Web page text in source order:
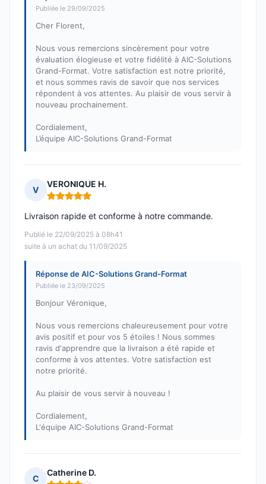
Publiée le 29/09/2025
Cher Florent,
Nous vous remercions sincèrement pour votre
évaluation élogieuse et votre fidélité à AIC-Solutions
Grand-Format. Votre satisfaction est notre priorité,
et nous sommes ravis de savoir que nos services
répondent à vos attentes. Au plaisir de vous servir à
nouveau prochainement.
Cordialement,
L’équipe AIC-Solutions Grand-Format
V
VERONIQUE H.
Note : 5 sur 5
Publié le 22/09/2025 à 08h41
suite à un achat du 11/09/2025
Livraison rapide et conforme à notre commande.
Réponse de AIC-Solutions Grand-Format
Publiée le 23/09/2025
Bonjour Véronique,
Nous vous remercions chaleureusement pour votre
avis positif et pour vos 5 étoiles ! Nous sommes
ravis d'apprendre que la livraison a été rapide et
conforme à vos attentes. Votre satisfaction est
notre priorité.
Au plaisir de vous servir à nouveau !
Cordialement,
L'équipe AIC-Solutions Grand-Format
C
Catherine D.